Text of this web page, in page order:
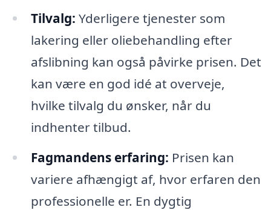
Tilvalg: Yderligere tjenester som
lakering eller oliebehandling efter
afslibning kan også påvirke prisen. Det
kan være en god idé at overveje,
hvilke tilvalg du ønsker, når du
indhenter tilbud.
Fagmandens erfaring: Prisen kan
variere afhængigt af, hvor erfaren den
professionelle er. En dygtig